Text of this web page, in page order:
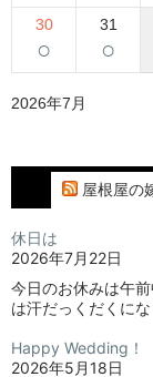
30
○
31
○
2026年7月
屋根屋の
休日は
2026年7月22日
今日のお休みは午
は汗だっくだくに
Happy Wedding！
2026年5月18日